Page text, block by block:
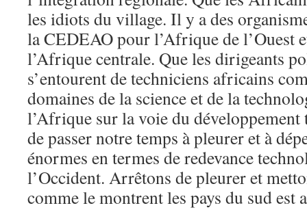
les idiots du village. Il y a des
la CEDEAO pour l’Afrique de l’Ouest
l’Afrique centrale. Que les dirigeants
s’entourent de techniciens africains
domaines de la science et de la
l’Afrique sur la voie du
de passer notre temps à pleurer et à
énormes en termes de redevance
l’Occident. Arrêtons de pleurer et
comme le montrent les pays du sud est